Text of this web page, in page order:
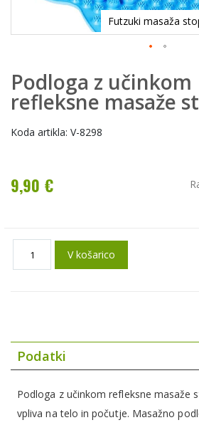
Futzuki masaža
Podloga z učinkom
refleksne masaže
Koda artikla: V-8298
9,90 €
V košarico
Podatki
Podloga z učinkom refleksne masaže
vpliva na telo in počutje. Masažno